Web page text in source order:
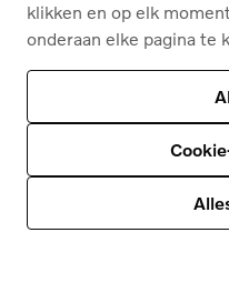
Wij vinden dat Volvo
verdienen en zorgen
Bestuurders van
zijn geweest, kunnen in
klikken en op elk
onderaan elke pagina te